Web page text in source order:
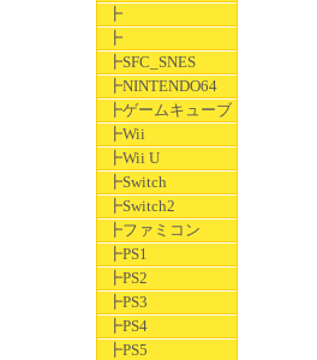
┣
┣
┣SFC_SNES
┣NINTENDO64
┣ゲームキューブ
┣Wii
┣Wii U
┣Switch
┣Switch2
┣ファミコン
┣PS1
┣PS2
┣PS3
┣PS4
┣PS5